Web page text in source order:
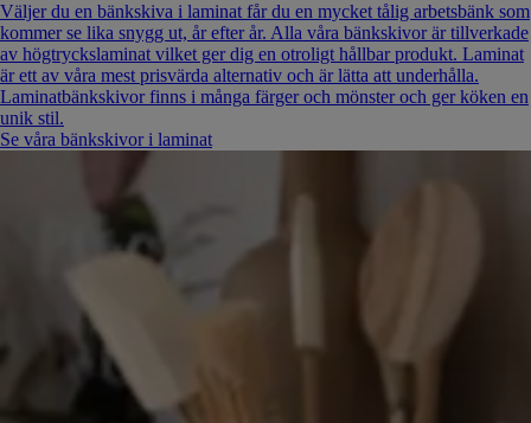
Väljer du en bänkskiva i laminat får du en mycket tålig arbetsbänk som
kommer se lika snygg ut, år efter år. Alla våra bänkskivor är tillverkade
av högtryckslaminat vilket ger dig en otroligt hållbar produkt. Laminat
är ett av våra mest prisvärda alternativ och är lätta att underhålla.
Laminatbänkskivor finns i många färger och mönster och ger köken en
unik stil.
Se våra bänkskivor i laminat